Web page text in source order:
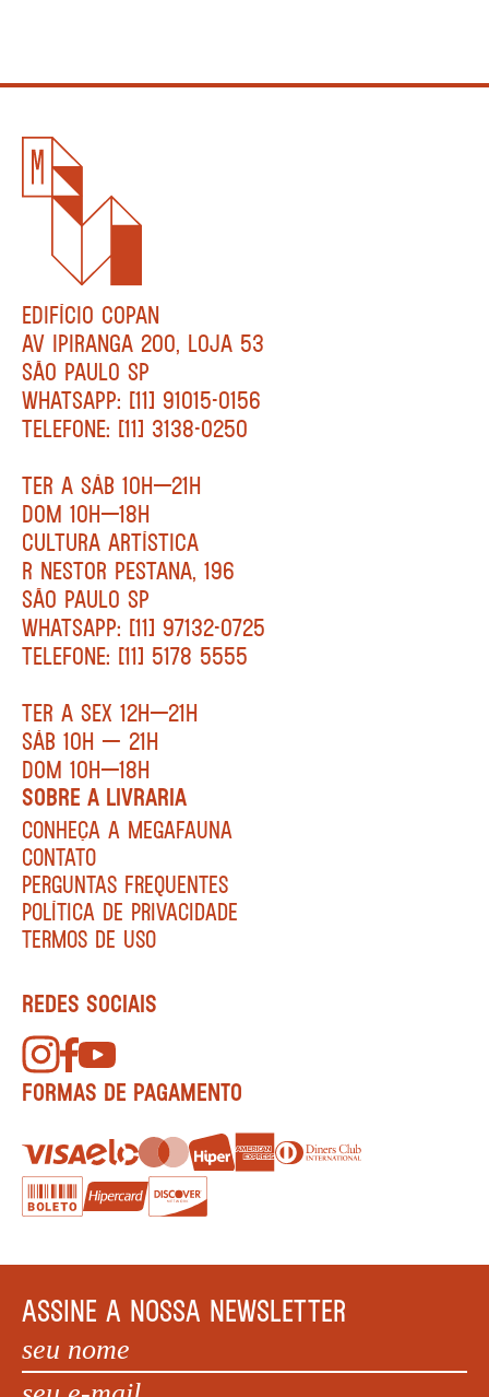
EDIFÍCIO COPAN
AV IPIRANGA 200, LOJA 53
SÃO PAULO SP
WHATSAPP: [11] 91015-0156
TELEFONE: [11] 3138-0250
TER A SÁB 10H—21H
DOM 10H—18H
CULTURA ARTÍSTICA
R NESTOR PESTANA, 196
SÃO PAULO SP
WHATSAPP: [11] 97132-0725
TELEFONE: [11] 5178 5555
TER A SEX 12H—21H
SÁB 10H — 21H
DOM 10H—18H
SOBRE A LIVRARIA
CONHEÇA A MEGAFAUNA
CONTATO
PERGUNTAS FREQUENTES
POLÍTICA DE PRIVACIDADE
TERMOS DE USO
REDES SOCIAIS
FORMAS DE PAGAMENTO
ASSINE A NOSSA NEWSLETTER